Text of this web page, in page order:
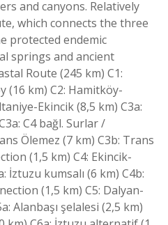
and canyons. Relatively
which connects the three
protected endemic
springs and ancient
Route (245 km) C1:
(16 km) C2: Hamitköy-
Ekincik (8,5 km) C3a:
C4 bağl. Surlar /
Ölemez (7 km) C3b: Trans
(1,5 km) C4: Ekincik-
İztuzu kumsalı (6 km) C4b:
(1,5 km) C5: Dalyan-
Alanbaşı şelalesi (2,5 km)